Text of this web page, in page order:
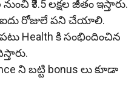
₹3.5 లక్షల జీతం ఇస్తారు.
రోజులే పని చేయాలి.
Health కి సంభిందించిన
ని బట్టి bonus లు కూడా